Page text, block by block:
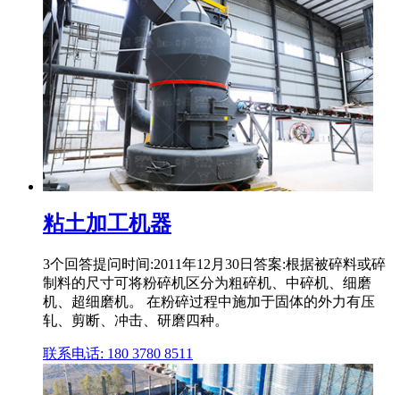
粘土加工机器
3个回答提问时间:2011年12月30日答案:根据被碎料或碎
制料的尺寸可将粉碎机区分为粗碎机、中碎机、细磨
机、超细磨机。 在粉碎过程中施加于固体的外力有压
轧、剪断、冲击、研磨四种。
联系电话: 180 3780 8511